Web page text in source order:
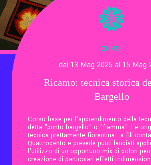
Chi Siamo
Produzione
Didattica
Visite Tematiche
CORSI
dal 13 Mag 2025 al 15 Mag
Ricamo: tecnica storica
Bargello
Corso base per l'apprendimento della
detta "punto bargello" o "fiamma". Le
tecnica prettamente fiorentina - a fili
Quattrocento e prevede punti lanciati
l'utilizzo di un opportuno mix di colori
creazione di particolari effetti